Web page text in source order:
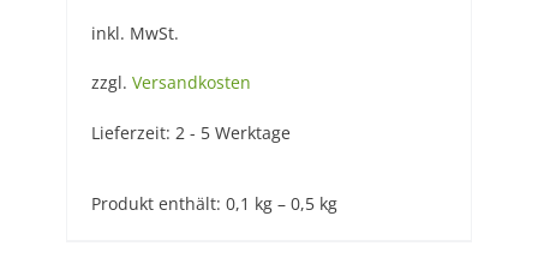
inkl. MwSt.
zzgl. Versandkosten
Lieferzeit: 2 - 5 Werktage
Produkt enthält: 0,1 kg – 0,5 kg